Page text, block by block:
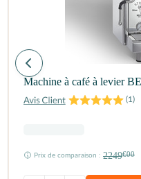
Machine à café à levier
(1)
Prix de comparaison : 2249€00